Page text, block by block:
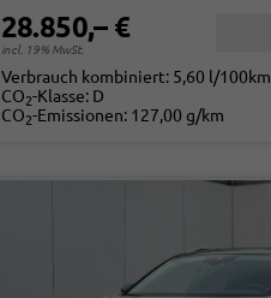
28.850,– €
incl. 19% MwSt.
Verbrauch kombiniert: 5,60 l/100km
CO2-Klasse: D
CO2-Emissionen: 127,00 g/km